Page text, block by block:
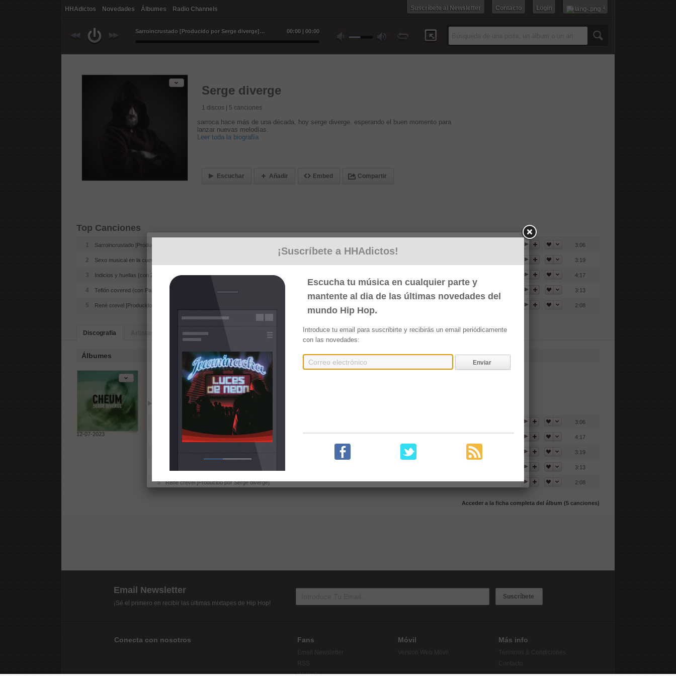
HHAdictos Novedades Álbumes Radio Channels Login
Contacto
Suscríbete al Newsletter
Sarroincrustado [Producido por Serge diverge] - Serge diverge 00:00 | 00:00
Serge diverge
1 discos | 5 canciones
sarroca hace más de una década, hoy serge diverge. esperando el buen momento para
lanzar nuevas melodías.
Leer toda la biografía
Escuchar Añadir Embed Compartir
Top Canciones
1 Sarroincrustado [Producido por Serge diverge] 3:06
2 Sexo musical en la cueva [Producido por Serge diverge] 3:19
3 Indicios y huellas (con Zade) [Producido por Serge diverge] 4:17
4 Teflón covered (con Pablo Scratch) [Producido por Sam González] 3:13
5 René crevel [Producido por Serge diverge] 2:08
Discografia Artistas Similares Biografia
Álbumes
12-07-2023
Cheum (2023)
Añadir
Sarroincrustado [Producido por Serge diverge] 3:06
Indicios y huellas (con Zade) [Producido por Serge diverge] 4:17
Sexo musical en la cueva [Producido por Serge diverge] 3:19
3:13
5 René crevel [Producido por Serge diverge] 2:08
Acceder a la ficha completa del álbum (5 canciones)
Email Newsletter
¡Sé el primero en recibir las últimas mixtapes de Hip Hop!
Suscríbete
Conecta con nosotros Fans
Email Newsletter
Widgets
Móvil
Version Web Móvil
Más info
Términos & Condiciones
Contacto
¡Suscríbete a HHAdictos!
Escucha tu música en cualquier parte y
mantente al dia de las últimas novedades del
mundo Hip Hop.
Introduce tu email para suscribirte y recibirás un email periódicamente
con las novedades:
Enviar